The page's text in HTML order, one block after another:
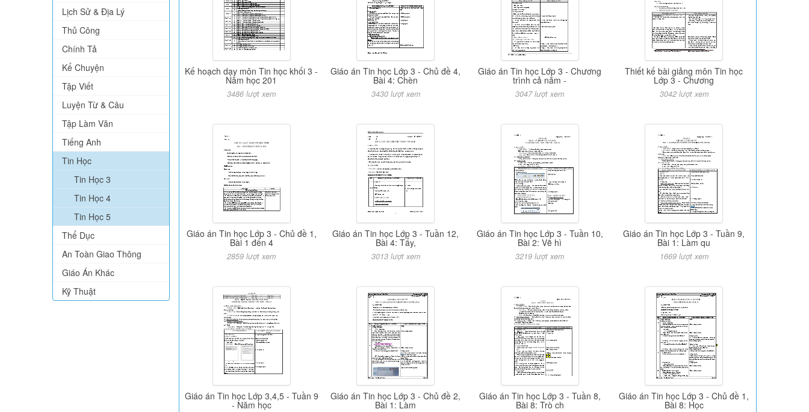
Lịch Sử & Địa Lý
Thủ Công
Chính Tả
Kể Chuyện
Tập Viết
Luyện Từ & Câu
Tập Làm Văn
Tiếng Anh
Tin Học
Tin Học 3
Tin Học 4
Tin Học 5
Thể Dục
An Toàn Giao Thông
Giáo Án Khác
Kỹ Thuật
Kế hoạch dạy môn Tin học khối 3 -
Năm học 201
3486 lượt xem
Giáo án Tin học Lớp 3 - Chủ đề 4,
Bài 4: Chèn
3430 lượt xem
Giáo án Tin học Lớp 3 - Chương
trình cả năm -
3047 lượt xem
Thiết kế bài giảng môn Tin học
Lớp 3 - Chương
3042 lượt xem
Giáo án Tin học Lớp 3 - Chủ đề 1,
Bài 1 đến 4
2859 lượt xem
Giáo án Tin học Lớp 3 - Tuần 12,
Bài 4: Tẩy,
3013 lượt xem
Giáo án Tin học Lớp 3 - Tuần 10,
Bài 2: Vẽ hì
3219 lượt xem
Giáo án Tin học Lớp 3 - Tuần 9,
Bài 1: Làm qu
1669 lượt xem
Giáo án Tin học Lớp 3,4,5 - Tuần 9
- Năm học
Giáo án Tin học Lớp 3 - Chủ đề 2,
Bài 1: Làm
Giáo án Tin học Lớp 3 - Tuần 8,
Bài 8: Trò ch
Giáo án Tin học Lớp 3 - Chủ đề 1,
Bài 8: Học